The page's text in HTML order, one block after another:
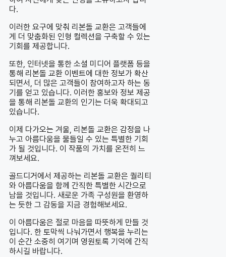
다.
이러한 요구에 맞춰 리본돌 교환은 고객들에
게 더 맞춤화된 인형 컬렉션을 구축할 수 있는
기회를 제공합니다.
또한, 인터넷을 통한 소셜 미디어 플랫폼 등을
통해 리본돌 교환 이벤트에 대한 정보가 확산
되면서, 더 많은 고객들이 참여하고자 하는 동
기를 얻고 있습니다. 이러한 홍보와 정보 제공
을 통해 리본돌 교환의 인기는 더욱 확대되고
있습니다.
이제 다가오는 겨울, 리본돌 교환은 감정을 나
누고 아름다움을 물들일 수 있는 특별한 기회
가 될 것입니다. 이 작품의 가치를 온전히 느
껴보세요.
골드디거에서 제공하는 리본돌 교환은 퀄리티
와 아름다움을 함께 간직한 특별한 시간으로
남을 것입니다. 새로운 가족 구성원을 환영하
는 듯한 그 감동을 지금 경험해보세요.
이 아름다움은 절로 마음을 따뜻하게 만들 것
입니다. 한 토막씩 나눠가면서 행복을 누리는
이 순간 소중히 여기며 영원토록 기억에 간직
하시길 바랍니다.